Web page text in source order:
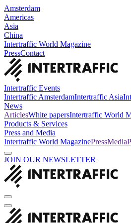
Amsterdam
Americas
Asia
China
Intertraffic World Magazine
PressContact
Intertraffic Events
Intertraffic AmsterdamIntertraffic Asia
News
ArticlesWhite papersIntertraffic World
Products & Services
Press and Media
Intertraffic World MagazinePressMedia
JOIN OUR NEWSLETTER